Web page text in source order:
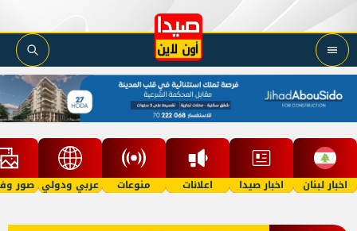
اخبار لبنان اخبار صيدا اعلانات منوعات عربي ودولي صور